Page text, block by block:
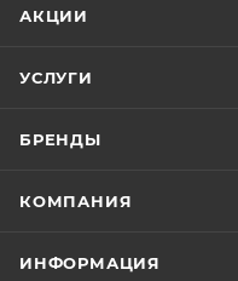
АКЦИИ
УСЛУГИ
БРЕНДЫ
КОМПАНИЯ
ИНФОРМАЦИЯ